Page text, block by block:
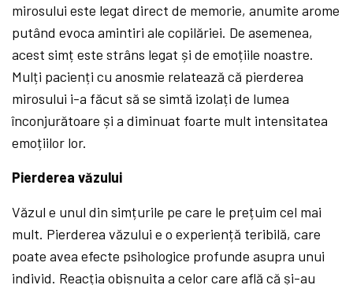
mirosului este legat direct de memorie, anumite arome
putând evoca amintiri ale copilăriei. De asemenea,
acest simț este strâns legat și de emoțiile noastre.
Mulți pacienți cu anosmie relatează că pierderea
mirosului i-a făcut să se simtă izolați de lumea
înconjurătoare și a diminuat foarte mult intensitatea
emoțiilor lor.
Pierderea văzului
Văzul e unul din simțurile pe care le prețuim cel mai
mult. Pierderea văzului e o experiență teribilă, care
poate avea efecte psihologice profunde asupra unui
individ. Reacția obișnuita a celor care află că și-au